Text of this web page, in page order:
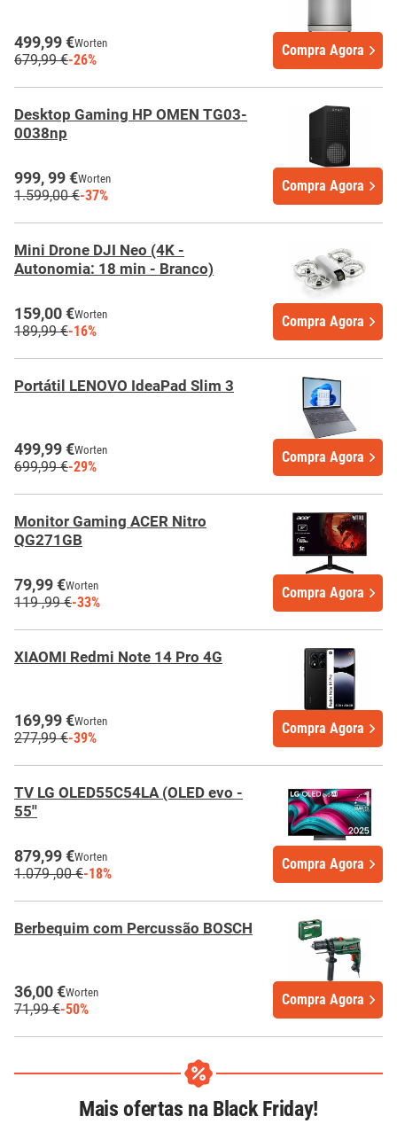
499,99 €Worten
679,99 €-26%
Compra Agora
Desktop Gaming HP OMEN TG03-
0038np
999, 99 €Worten
1.599,00 €-37%
Compra Agora
Mini Drone DJI Neo (4K -
Autonomia: 18 min - Branco)
159,00 €Worten
189,99 €-16%
Compra Agora
Portátil LENOVO IdeaPad Slim 3
499,99 €Worten
699,99 €-29%
Compra Agora
Monitor Gaming ACER Nitro
QG271GB
79,99 €Worten
119 ,99 €-33%
Compra Agora
XIAOMI Redmi Note 14 Pro 4G
169,99 €Worten
277,99 €-39%
Compra Agora
TV LG OLED55C54LA (OLED evo -
55''
879,99 €Worten
1.079 ,00 €-18%
Compra Agora
Berbequim com Percussão BOSCH
36,00 €Worten
71,99 €-50%
Compra Agora
Mais ofertas na Black Friday!